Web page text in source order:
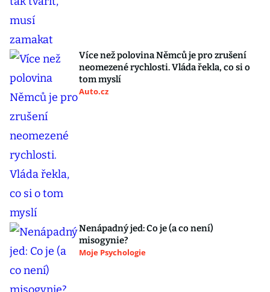
Více než polovina Němců je pro zrušení
neomezené rychlosti. Vláda řekla, co si o
tom myslí
Auto.cz
Nenápadný jed: Co je (a co není)
misogynie?
Moje Psychologie